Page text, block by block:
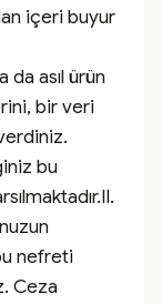
içeri buyur
asıl ürün
bir veri
bu
nefreti
Ceza